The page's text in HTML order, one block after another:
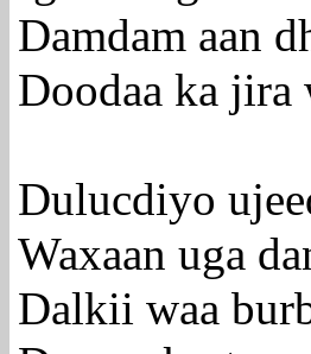
Damdam aan
Doodaa ka jira
Dulucdiyo
Waxaan uga
Dalkii waa